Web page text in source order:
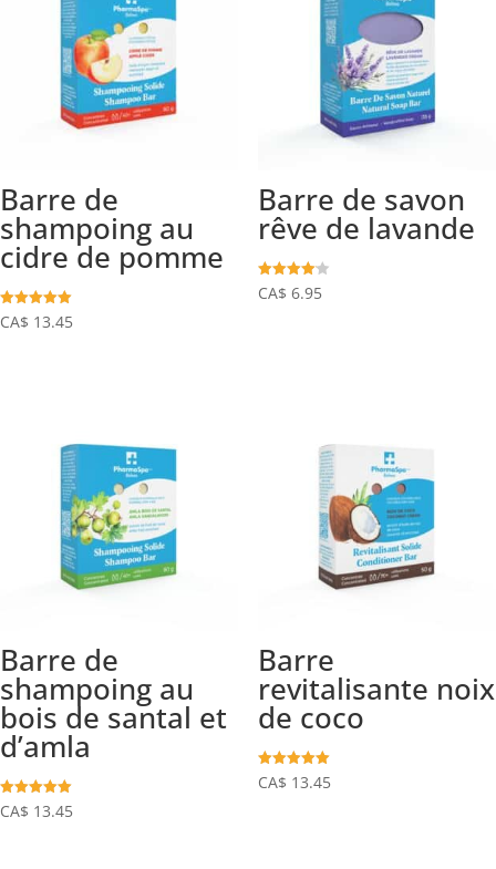
Barre de
shampoing au
cidre de pomme
Note
5.00
CA$ 13.45
Barre de savon
rêve de lavande
Note
4.10
CA$ 6.95
Barre de
shampoing au
bois de santal et
d’amla
Note
5.00
CA$ 13.45
Barre
revitalisante noix
de coco
Note
5.00
CA$ 13.45